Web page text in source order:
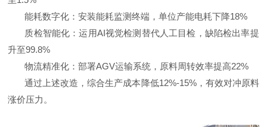
能耗数字化：安装能耗监测终端，单位产能电耗下降18%
质检智能化：运用AI视觉检测替代人工目检，缺陷检出率提
升至99.8%
物流精准化：部署AGV运输系统，原料周转效率提高22%
通过上述改造，综合生产成本降低12%-15%，有效对冲原料
涨价压力。